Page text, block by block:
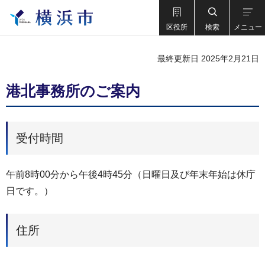
区役所 検索 メニュー
最終更新日 2025年2月21日
港北事務所のご案内
受付時間
午前8時00分から午後4時45分（日曜日及び年末年始は休庁
日です。）
住所